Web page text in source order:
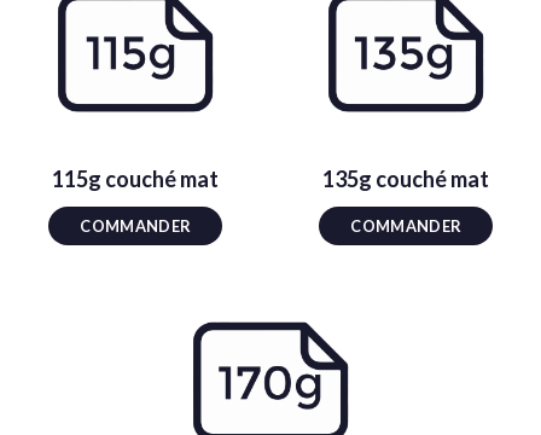
115g couché mat
COMMANDER
135g couché mat
COMMANDER